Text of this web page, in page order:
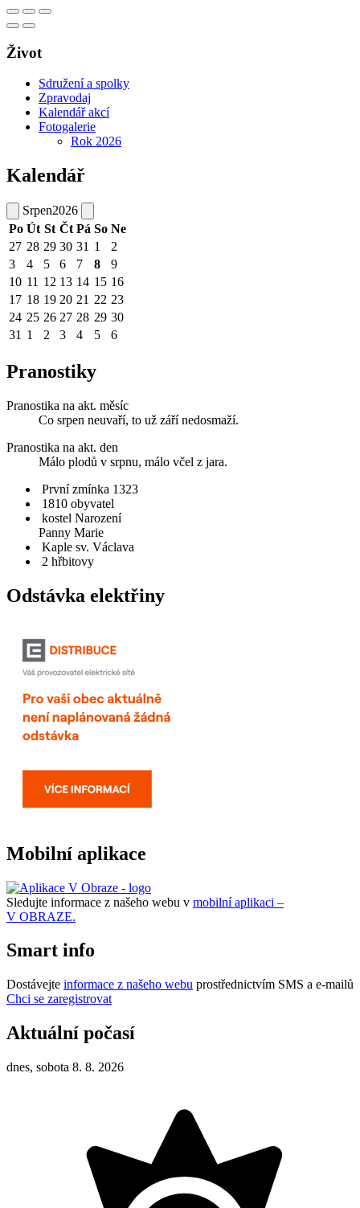
Život
Sdružení a spolky
Zpravodaj
Kalendář akcí
Fotogalerie
Rok 2026
Kalendář
Srpen2026
Po Út St Čt Pá So Ne
27 28 29 30 31 1
2
3
4 5 6 7 8
9
10 11 12 13 14 15 16
17 18 19 20 21 22 23
24 25 26 27 28 29 30
31 1 2 3 4 5 6
Pranostiky
Pranostika na akt. měsíc
Co srpen neuvaří, to už září nedosmaží.
Pranostika na akt. den
Málo plodů v srpnu, málo včel z jara.
První zmínka 1323
1810 obyvatel
kostel Narození
Panny Marie
Kaple sv. Václava
2 hřbitovy
Odstávka elektřiny
Mobilní aplikace
Sledujte informace z našeho webu v mobilní aplikaci –
V OBRAZE.
Smart info
Dostávejte informace z našeho webu prostřednictvím SMS a e-mailů
Chci se zaregistrovat
Aktuální počasí
dnes, sobota 8. 8. 2026